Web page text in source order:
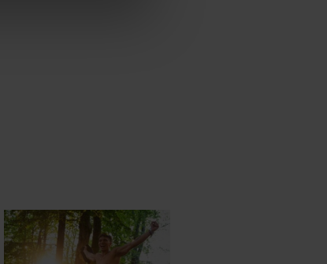
mere om vores